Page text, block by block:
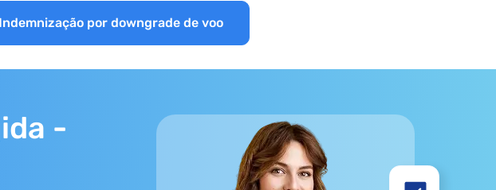
Indemnização por downgrade de voo
-